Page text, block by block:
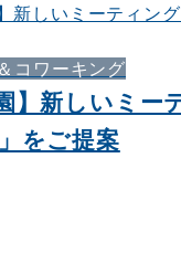
コワーキング
】新しいミ
をご提案